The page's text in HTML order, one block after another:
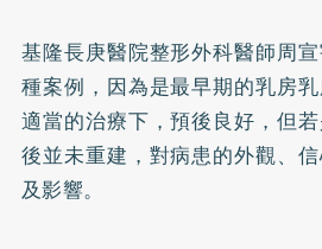
基隆長庚醫院整形外科醫師周
種案例，因為是最早期的乳房
適當的治療下，預後良好，但
後並未重建，對病患的外觀、
及影響。